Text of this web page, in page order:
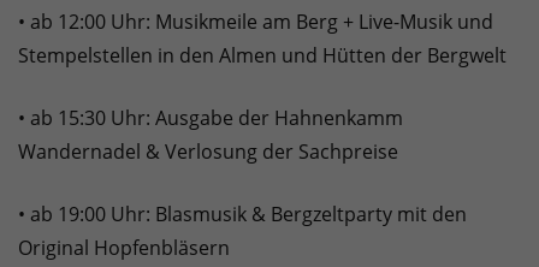
• ab 12:00 Uhr: Musikmeile am Berg + Live-Musik und
Stempelstellen in den Almen und Hütten der Bergwelt
• ab 15:30 Uhr: Ausgabe der Hahnenkamm
Wandernadel & Verlosung der Sachpreise
• ab 19:00 Uhr: Blasmusik & Bergzeltparty mit den
Original Hopfenbläsern